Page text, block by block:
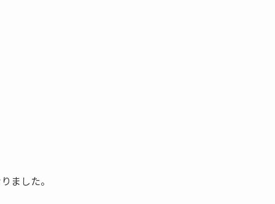
ました。